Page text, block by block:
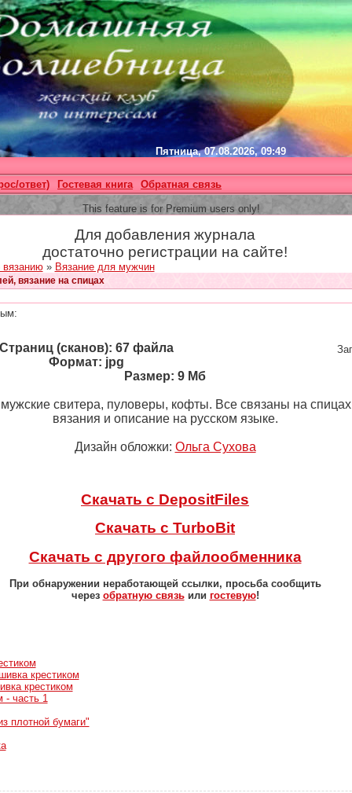
Пятница, 07.08.2026, 09:49
ответ) Гостевая книга Обратная связь
This feature is for Premium users only!
Для добавления журнала
достаточно регистрации на сайте!
» Вязание для мужчин
вязание на спицах
Страниц (сканов): 67 файла
Формат: jpg
Размер: 9 Мб
свитера, пуловеры, кофты. Все связаны на
вязания и описание на русском языке.
Дизайн обложки: Ольга Сухова
Скачать с DepositFiles
Скачать с TurboBit
Скачать с другого файлообменника
При обнаружении неработающей ссылки, просьба сообщить
через обратную связьили гостевую!
крестиком
крестиком
- часть 1
плотной бумаги"